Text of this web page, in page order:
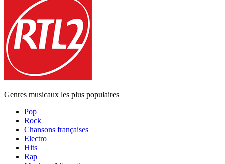
Genres musicaux les plus populaires
Pop
Rock
Chansons françaises
Electro
Hits
Rap